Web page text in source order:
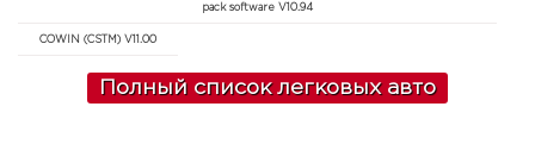
pack software V10.94
COWIN (CSTM) V11.00
Полный список легковых авто